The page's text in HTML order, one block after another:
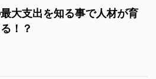
大支出を知る事で人材が育
！？